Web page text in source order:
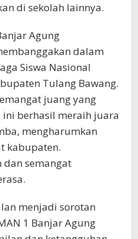
di sekolah lainnya.
Agung
dalam
Siswa Nasional
Tulang Bawang.
juang yang
berhasil meraih juara
mengharumkan
kabupaten.
dan semangat
menjadi sorotan
1 Banjar Agung